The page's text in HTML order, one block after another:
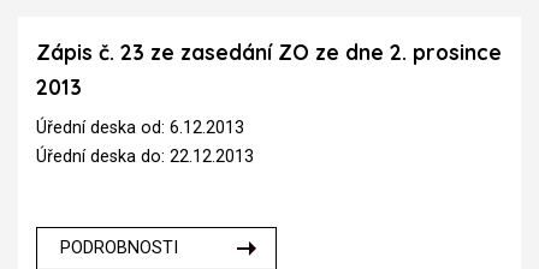
Zápis č. 23 ze zasedání ZO ze dne 2. prosince
2013
Úřední deska od: 6.12.2013
Úřední deska do: 22.12.2013
PODROBNOSTI